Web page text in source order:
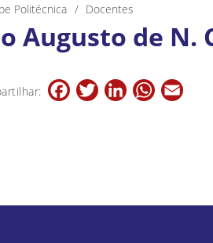
Politécnica Docentes
Augusto de N.
Facebook
TwitterLinkedInWhatsApp
Email